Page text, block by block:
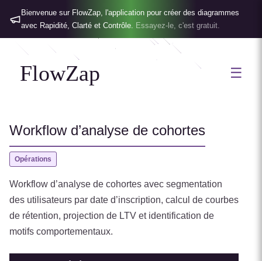
Bienvenue sur FlowZap, l'application pour créer des diagrammes
avec Rapidité, Clarté et Contrôle. Essayez-le, c'est gratuit.
FlowZap ☰
Workflow d’analyse de cohortes
Opérations
Workflow d’analyse de cohortes avec segmentation
des utilisateurs par date d’inscription, calcul de courbes
de rétention, projection de LTV et identification de
motifs comportementaux.